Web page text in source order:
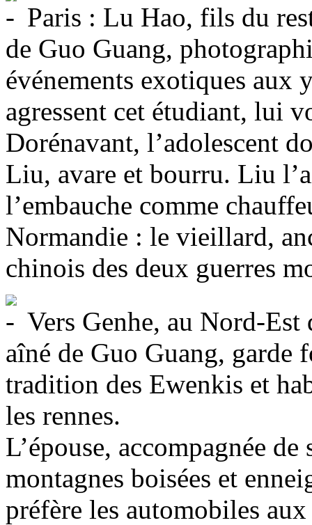
Paris : Lu Hao, fils du
de Guo Guang,
événements exotiques aux
agressent cet étudiant, lui
Dorénavant, l’adolescent
Liu, avare et bourru. Liu
l’embauche comme
Normandie : le vieillard,
chinois des deux guerres
Vers Genhe, au Nord-
aîné de Guo Guang, garde
tradition des Ewenkis et
les rennes.
L’épouse, accompagnée
montagnes boisées et
préfère les automobiles